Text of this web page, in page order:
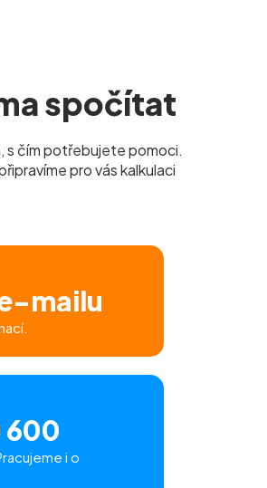
spočítat
s čím potřebujete pomoci.
pro vás kalkulaci
mailu
600
i o